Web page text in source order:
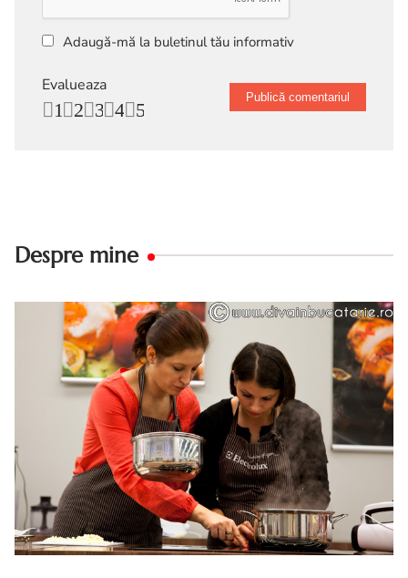
Adaugă-mă la buletinul tău informativ
Evalueaza
5
4
3
2
1
Despre mine